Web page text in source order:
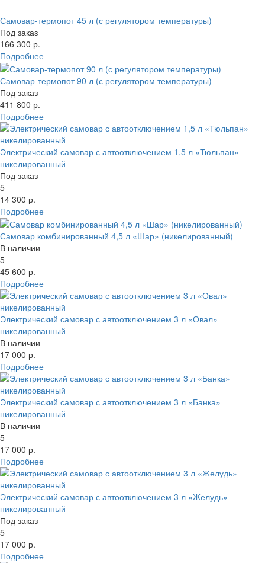
Самовар-термопот 45 л (с регулятором температуры)
Под заказ
166 300 р.
Подробнее
Самовар-термопот 90 л (с регулятором температуры)
Под заказ
411 800 р.
Подробнее
Электрический самовар с автоотключением 1,5 л «Тюльпан»
никелированный
Под заказ
5
14 300 р.
Подробнее
Самовар комбинированный 4,5 л «Шар» (никелированный)
В наличии
5
45 600 р.
Подробнее
Электрический самовар с автоотключением 3 л «Овал»
никелированный
В наличии
17 000 р.
Подробнее
Электрический самовар с автоотключением 3 л «Банка»
никелированный
В наличии
5
17 000 р.
Подробнее
Электрический самовар с автоотключением 3 л «Желудь»
никелированный
Под заказ
5
17 000 р.
Подробнее